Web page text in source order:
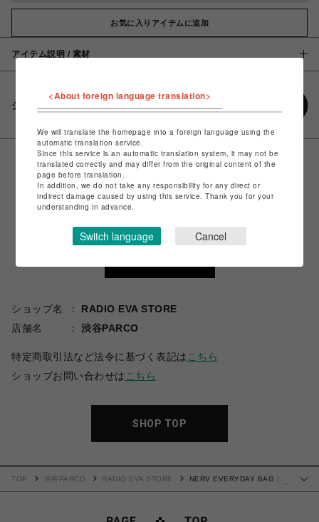
お気に入りアイテムに追加
アイテム説明 / 素材
シェアする
ショップ名
RADIO EVA STORE
店舗名
渋谷PARCO
特定商取引法など法令に基づく表記は こちら
ショップお問い合わせは こちら
SHOP TOP
TOP 渋谷PARCO RADIO EVA STORE
NERV EVERYDAY BAG (オ
<About foreign language translation>
We will translate the homepage into a foreign language using the
automatic translation service.
Since this service is an automatic translation system, it may not be
translated correctly and may differ from the original content of the
page before translation.
In addition, we do not take any responsibility for any direct or
indirect damage caused by using this service. Thank you for your
understanding in advance.
Switch language Cancel